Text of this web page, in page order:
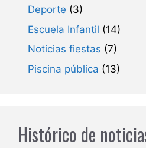
Deporte (3)
Escuela Infantil (14)
Noticias fiestas (7)
Piscina pública (13)
Histórico de